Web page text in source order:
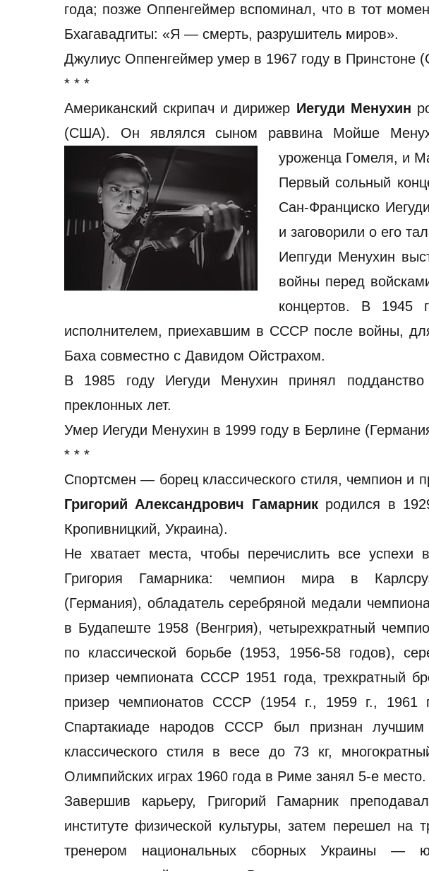
года; позже Оппенгеймер вспоминал, что в тот
Бхагавадгиты: «Я — смерть, разрушитель миров».
Джулиус Оппенгеймер умер в 1967 году в Принстоне
* * *
Американский скрипач и дирижер Иегуди Менухин
(США). Он являлся сыном раввина Мойше
уроженца Гомеля, и
Первый сольный
Сан-Франциско
и заговорили о его
Иепгуди Менухин
войны перед
концертов. В 1945
исполнителем, приехавшим в СССР после войны,
Баха совместно с Давидом Ойстрахом.
В 1985 году Иегуди Менухин принял
преклонных лет.
Умер Иегуди Менухин в 1999 году в Берлине
* * *
Спортсмен — борец классического стиля, чемпион и
Григорий Александрович Гамарникродился в
Кропивницкий, Украина).
Не хватает места, чтобы перечислить все успехи
Григория Гамарника: чемпион мира в
(Германия), обладатель серебряной медали
в Будапеште 1958 (Венгрия), четырехкратный
по классической борьбе (1953, 1956-58 годов),
призер чемпионата СССР 1951 года, трехкратный
призер чемпионатов СССР (1954 г., 1959 г., 1961
Спартакиаде народов СССР был признан лучшим
классического стиля в весе до 73 кг,
Олимпийских играх 1960 года в Риме занял 5-е место.
Завершив карьеру, Григорий Гамарник
институте физической культуры, затем перешел на
тренером национальных сборных Украины —